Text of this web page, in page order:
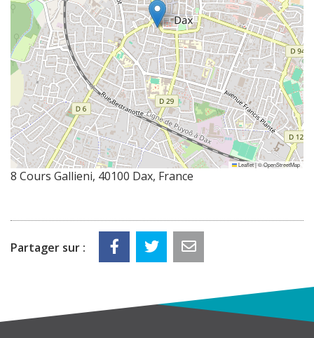
Leaflet|©OpenStreetMap
8 Cours Gallieni, 40100 Dax, France
Partager sur :